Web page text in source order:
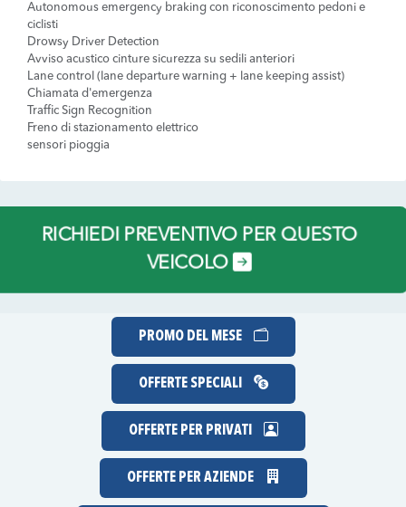
Autonomous emergency braking con riconoscimento pedoni e
ciclisti
Drowsy Driver Detection
Avviso acustico cinture sicurezza su sedili anteriori
Lane control (lane departure warning + lane keeping assist)
Chiamata d'emergenza
Traffic Sign Recognition
Freno di stazionamento elettrico
sensori pioggia
RICHIEDI PREVENTIVO PER QUESTO
VEICOLO
PROMO DEL MESE
OFFERTE SPECIALI
OFFERTE PER PRIVATI
OFFERTE PER AZIENDE